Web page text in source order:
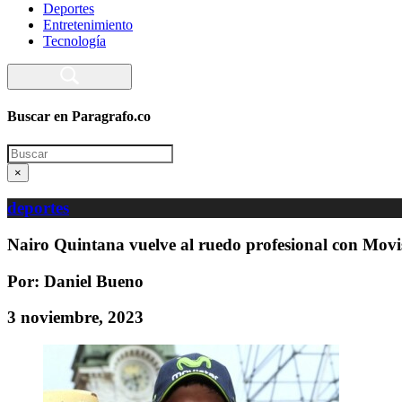
Deportes
Entretenimiento
Tecnología
Buscar en Paragrafo.co
Search
×
deportes
Nairo Quintana vuelve al ruedo profesional con
Por: Daniel Bueno
3 noviembre, 2023